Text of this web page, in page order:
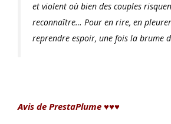
et violent où bien des couples
reconnaître… Pour en rire, en
reprendre espoir, une fois la brume
Avis de PrestaPlume ♥♥♥